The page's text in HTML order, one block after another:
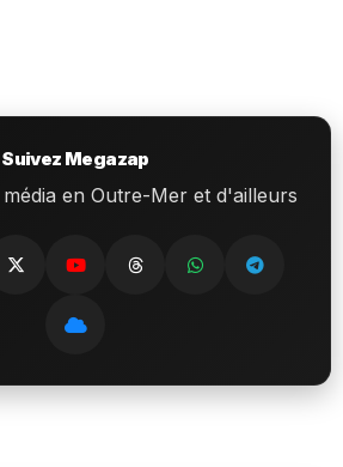
Suivez Megazap
en Outre-Mer et d'ailleurs